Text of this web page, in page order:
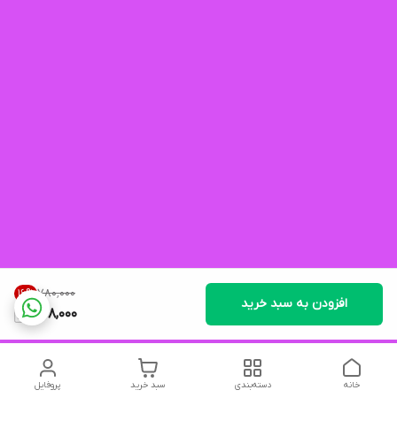
۷۸۰٬۰۰۰ 16%
648,000
افزودن به سبد خرید
پروفایل سبد خرید دسته‌بندی خانه